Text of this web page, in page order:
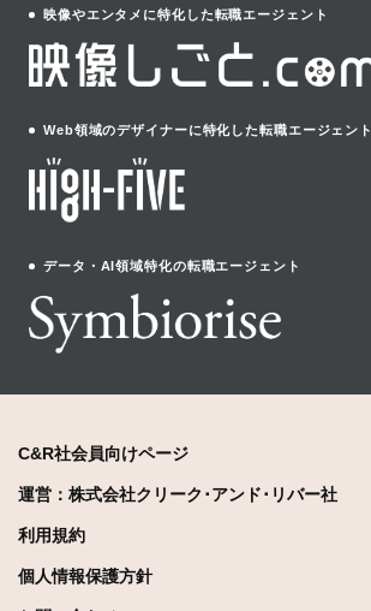
映像やエンタメに特化した転職エージェント
Web領域のデザイナーに特化した転職エージェント
データ・AI領域特化の転職エージェント
C&R社会員向けページ
運営：株式会社クリーク･アンド･リバー社
利用規約
個人情報保護方針